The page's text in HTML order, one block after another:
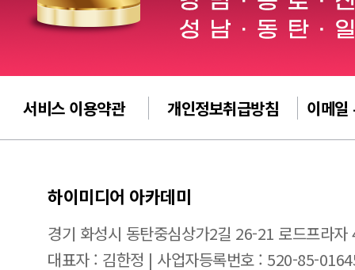
서비스 이용약관 개인정보취급방침 이메일
하이미디어 아카데미
경기 화성시 동탄중심상가2길 26-21 로드프라자
대표자 : 김한정 | 사업자등록번호 : 520-85-